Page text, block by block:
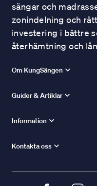
sängar och
zonindelning och
investering i bättre
återhämtning och
Om KungSängen
Guider & Artiklar
Information
Kontakta oss